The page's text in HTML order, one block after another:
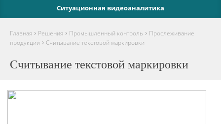
Ситуационная видеоаналитика
Главная › Решения › Промышленный контроль › Прослеживание
продукции › Считывание текстовой маркировки
Считывание текстовой маркировки